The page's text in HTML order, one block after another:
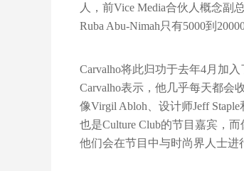
人，前Vice Media合伙人概念副
Ruba Abu-Nimah只有5000到
Carvalho将此归功于去年4月加
Carvalho表示，他几乎每天都会
像Virgil Abloh、设计师Jeff
也是Culture Club的节目嘉宾，而
他们会在节目中与时尚界人士进